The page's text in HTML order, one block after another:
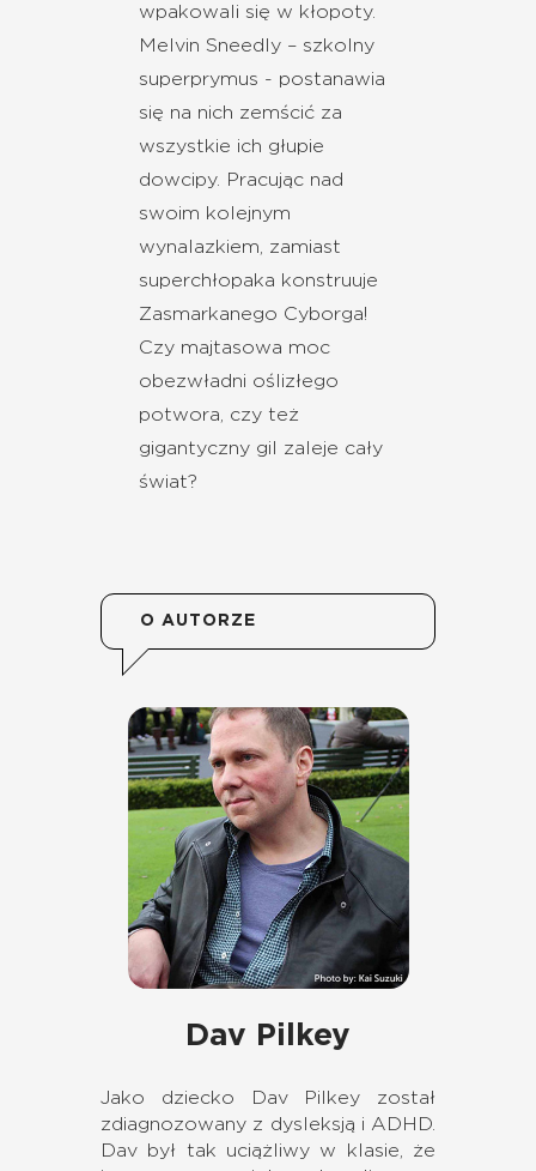
wpakowali się w kłopoty.
Melvin Sneedly – szkolny
superprymus - postanawia
się na nich zemścić za
wszystkie ich głupie
dowcipy. Pracując nad
swoim kolejnym
wynalazkiem, zamiast
superchłopaka konstruuje
Zasmarkanego Cyborga!
Czy majtasowa moc
obezwładni oślizłego
potwora, czy też
gigantyczny gil zaleje cały
świat?
O AUTORZE
Dav Pilkey
Jako dziecko Dav Pilkey został
zdiagnozowany z dysleksją i ADHD.
Dav był tak uciążliwy w klasie, że